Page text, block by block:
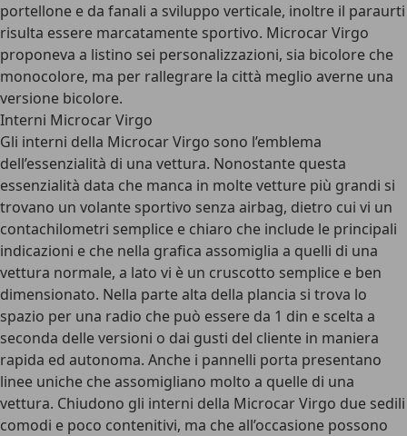
portellone e da fanali a sviluppo verticale, inoltre il paraurti
risulta essere marcatamente sportivo. Microcar Virgo
proponeva a listino sei personalizzazioni, sia bicolore che
monocolore, ma per rallegrare la città meglio averne una
versione bicolore.
Interni Microcar Virgo
Gli interni della Microcar Virgo sono l’emblema
dell’essenzialità di una vettura. Nonostante questa
essenzialità data che manca in molte vetture più grandi si
trovano un volante sportivo senza airbag, dietro cui vi un
contachilometri semplice e chiaro che include le principali
indicazioni e che nella grafica assomiglia a quelli di una
vettura normale, a lato vi è un cruscotto semplice e ben
dimensionato. Nella parte alta della plancia si trova lo
spazio per una radio che può essere da 1 din e scelta a
seconda delle versioni o dai gusti del cliente in maniera
rapida ed autonoma. Anche i pannelli porta presentano
linee uniche che assomigliano molto a quelle di una
vettura. Chiudono gli interni della Microcar Virgo due sedili
comodi e poco contenitivi, ma che all’occasione possono